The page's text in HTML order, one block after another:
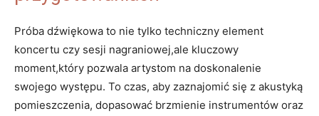
Próba dźwiękowa to nie tylko techniczny element
koncertu czy sesji nagraniowej,ale kluczowy
moment,który pozwala artystom na doskonalenie
swojego występu. To czas, aby zaznajomić się z akustyką
pomieszczenia, dopasować brzmienie instrumentów oraz